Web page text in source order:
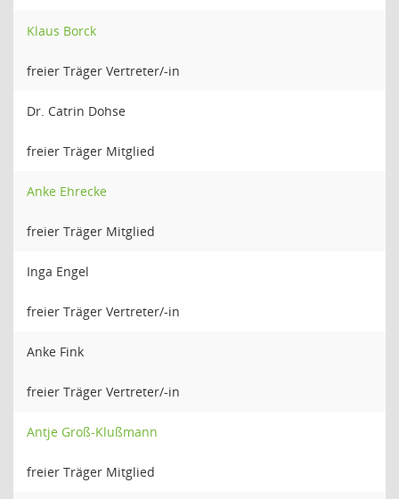
Klaus Borck
freier Träger Vertreter/-in
Dr. Catrin Dohse
freier Träger Mitglied
Anke Ehrecke
freier Träger Mitglied
Inga Engel
freier Träger Vertreter/-in
Anke Fink
freier Träger Vertreter/-in
Antje Groß-Klußmann
freier Träger Mitglied